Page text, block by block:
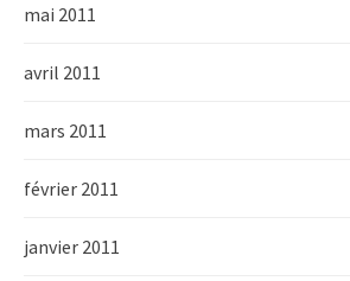
mai 2011
avril 2011
mars 2011
février 2011
janvier 2011